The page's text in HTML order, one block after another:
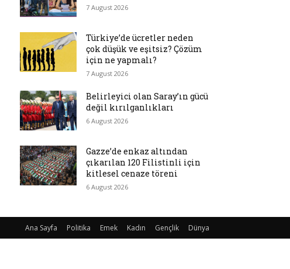
7 August 2026
Türkiye’de ücretler neden
çok düşük ve eşitsiz? Çözüm
için ne yapmalı?
7 August 2026
Belirleyici olan Saray’ın gücü
değil kırılganlıkları
6 August 2026
Gazze’de enkaz altından
çıkarılan 120 Filistinli için
kitlesel cenaze töreni
6 August 2026
Ana Sayfa Politika Emek Kadın Gençlik Dünya